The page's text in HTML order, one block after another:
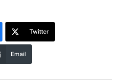
Twitter
Email